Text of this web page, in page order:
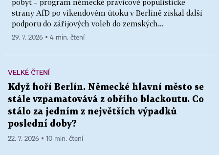
pobyt – program německé pravicově populistické
strany AfD po víkendovém útoku v Berlíně získal další
podporu do zářijových voleb do zemských...
29. 7. 2026 ▪ 4 min. čtení
VELKÉ ČTENÍ
Když hoří Berlín. Německé hlavní město se
stále vzpamatovává z obřího blackoutu. Co
stálo za jedním z největších výpadků
poslední doby?
22. 7. 2026 ▪ 10 min. čtení